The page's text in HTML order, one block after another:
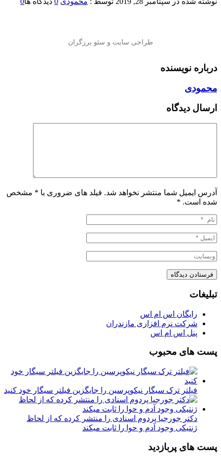
درباره نویسنده
محمودی
ارسال دیدگاه
آدرس ایمیل شما منتشر نخواهد شد. فیلد های ضروری با * مشخص
شده است. *
تبلیغات
رایگان اس ام اس
شرکت نرم افزاری مازندران
پنل اس ام اس
پست های محبوب
فیلتر ترک سیگار نیکوپرسین را جایگزین فیلتر سیگار خود کنید
دکتر جورجیا پردوم اسنادی را منتشر کرده که از لحاظ
ژنتیکی وجود آدم و حوا را ثابت میکند
پست های پربازدید